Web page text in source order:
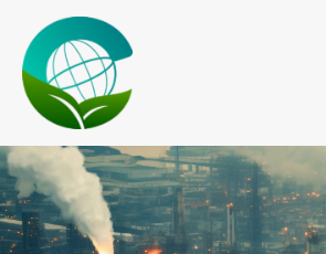
para
conteúdo